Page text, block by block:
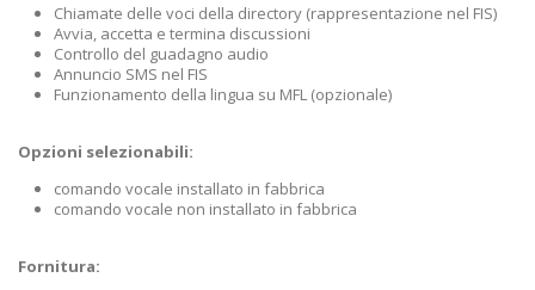
Chiamate delle voci della directory (rappresentazione nel FIS)
Avvia, accetta e termina discussioni
Controllo del guadagno audio
Annuncio SMS nel FIS
Funzionamento della lingua su MFL (opzionale)
Opzioni selezionabili:
comando vocale installato in fabbrica
comando vocale non installato in fabbrica
Fornitura: